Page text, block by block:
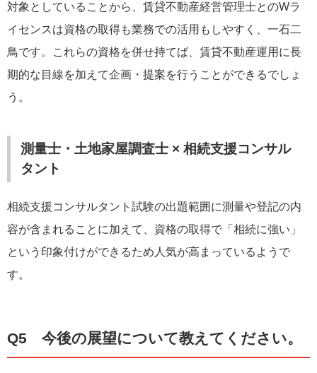
対象としていることから、賃貸不動産経営管理士とのWラ
イセンスは資格の取得も業務での活用もしやすく、一石二
鳥です。これらの資格を併せ持てば、賃貸不動産運用に長
期的な目線を加えて企画・提案を行うことができるでしょ
う。
測量士・土地家屋調査士 × 相続支援コンサル
タント
相続支援コンサルタント試験の出題範囲に測量や登記の内
容が含まれることに加えて、資格の取得で「相続に強い」
という印象付けができるため人気が高まっているようで
す。
Q5 今後の展望について教えてください。